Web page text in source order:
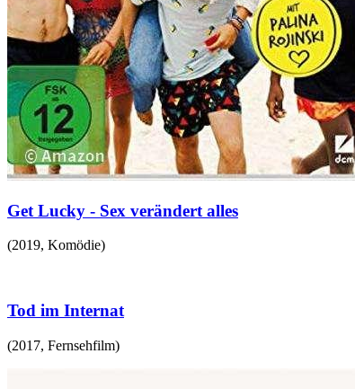
Get Lucky - Sex verändert alles
(2019, Komödie)
Tod im Internat
(2017, Fernsehfilm)